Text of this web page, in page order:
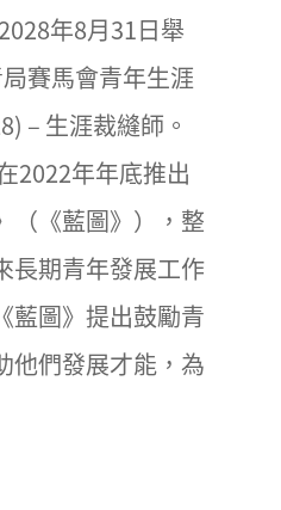
年8月31日舉
賽馬會青年生涯
– 生涯裁縫師。
2022年年底推出
（《藍圖》），整
長期青年發展工作
藍圖》提出鼓勵青
他們發展才能，為